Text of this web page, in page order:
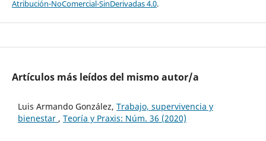
Atribución-NoComercial-SinDerivadas 4.0.
Artículos más leídos del mismo autor/a
Luis Armando González, Trabajo, supervivencia y
bienestar , Teoría y Praxis: Núm. 36 (2020)